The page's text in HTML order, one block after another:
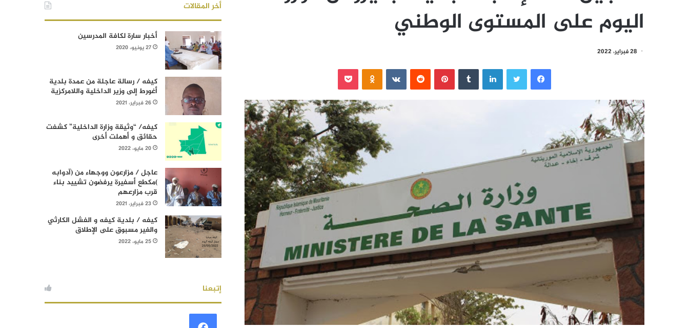
اليوم على المستوى الوطني
28 فبراير، 2022
فيسبوك لينكدإن بينتيريست
أخر المقالات
أخبار سارة لكافة المدرسين
27 يونيو، 2020
كيفه / رسالة عاجلة من عمدة بلدية
أغورط إلى وزير الداخلية واللامركزية
26 فبراير، 2021
كيفه/ “وثيقة وزارة الداخلية” كشفت
حقائق و أهملت أخرى
20 مايو، 2022
عاجل / مزارعون ووجهاء من (آدوابه
)مكطع أسفيرة يرفضون تشييد بناء
قرب مزارعهم
23 فبراير، 2021
كيفه / بلدية كيفه و الفشل الكارثي
والغير مسبوق على الإطلاق
25 مايو، 2022
إتبعنا